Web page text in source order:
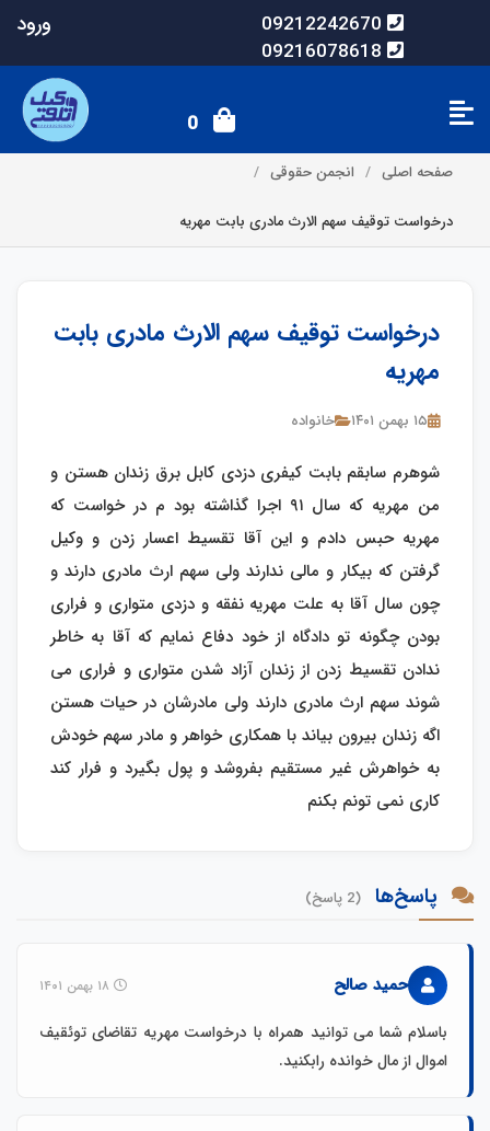
09212242670
09216078618
ورود
0
صفحه اصلی انجمن حقوقی
درخواست توقیف سهم الارث مادری بابت مهریه
درخواست توقیف سهم الارث مادری بابت
مهریه
۱۵ بهمن ۱۴۰۱ خانواده
شوهرم سابقم بابت کیفری دزدی کابل برق زندان هستن و
من مهریه که سال ۹۱ اجرا گذاشته بود م در خواست که
مهریه حبس دادم و این آقا تقسیط اعسار زدن و وکیل
گرفتن که بیکار و مالی ندارند ولی سهم ارث مادری دارند و
چون سال آقا به علت مهریه نفقه و دزدی متواری و فراری
بودن چگونه تو دادگاه از خود دفاع نمایم که آقا به خاطر
ندادن تقسیط زدن از زندان آزاد شدن متواری و فراری می
شوند سهم ارث مادری دارند ولی مادرشان در حیات هستن
اگه زندان بیرون بیاند با همکاری خواهر و مادر سهم خودش
به خواهرش غیر مستقیم بفروشد و پول بگیرد و فرار کند
کاری نمی تونم بکنم
پاسخ‌ها (2 پاسخ)
حمید صالح
باسلام شما می توانید همراه با درخواست مهریه تقاضای توئقیف
اموال از مال خوانده رابکنید.